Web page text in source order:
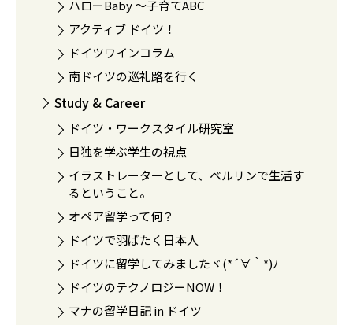
ハローBaby 〜子育てABC
アクティブ ドイツ！
ドイツワインコラム
南ドイツの巡礼路を行く
Study & Career
ドイツ・ワークスタイル研究室
日独を学ぶ学生の視点
イラストレーターとして、ベルリンで生活す
るということ。
オペア留学って何？
ドイツで羽ばたく日本人
ドイツに留学してみましたヾ(*´∀｀*)ﾉ
ドイツのテクノロジーNOW！
マナの留学日記 in ドイツ